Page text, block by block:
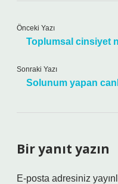
Önceki Yazı
Toplumsal cinsiyet
Sonraki Yazı
Solunum yapan
Bir yanıt yazın
E-posta adresiniz